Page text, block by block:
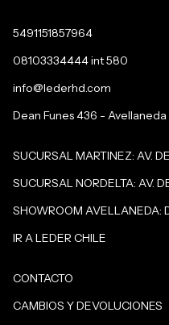
5491151857964
08103334444 int 580
info@lederhd.com
Dean Funes 436 - Avellaneda
SUCURSAL MARTINEZ: AV.
SUCURSAL NORDELTA: AV.
SHOWROOM AVELLANEDA:
IR A LEDER CHILE
CONTACTO
CAMBIOS Y DEVOLUCIONES